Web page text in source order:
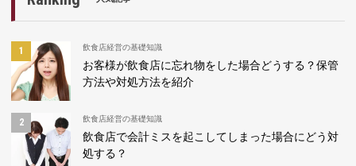
飲食店経営の基礎知識
お客様が飲食店に忘れ物をした場合どうする？保管
方法や対処方法を紹介
飲食店経営の基礎知識
飲食店で会計ミスを起こしてしまった場合にどう対
処する？